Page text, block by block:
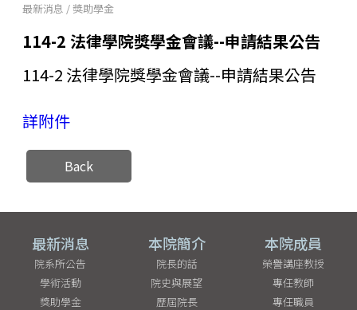
最新消息 /獎助學金
114-2 法律學院獎學金會議--申請結果公告
114-2 法律學院獎學金會議--申請結果公告
詳附件
Back
最新消息
院系所公告
學術活動
獎助學金
本院簡介
院長的話
院史與展望
歷屆院長
本院成員
榮譽講座教授
專任教師
專任職員